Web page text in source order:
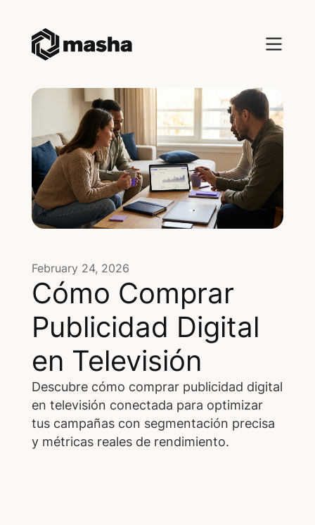
February 24, 2026
Cómo Comprar
Publicidad Digital
en Televisión
Descubre cómo comprar publicidad digital
en televisión conectada para optimizar
tus campañas con segmentación precisa
y métricas reales de rendimiento.